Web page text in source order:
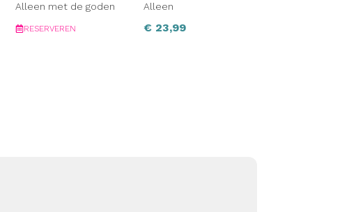
Alleen met de goden
RESERVEREN
Alleen
€23,99